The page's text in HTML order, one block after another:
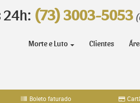
24h: (73) 3003-5053
Morte e Luto Clientes
Boleto faturado